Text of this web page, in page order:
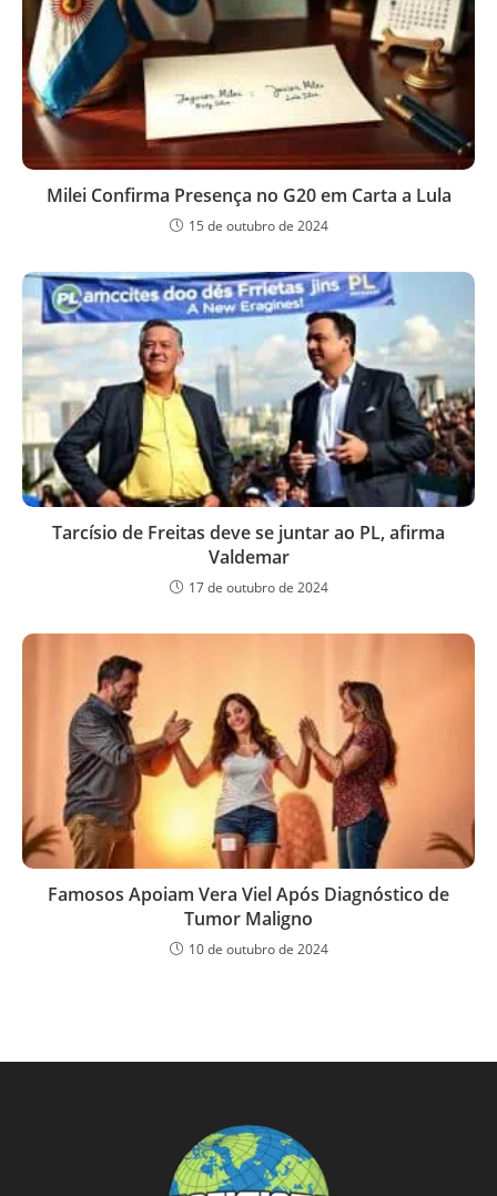
Milei Confirma Presença no G20 em Carta a Lula
15 de outubro de 2024
Tarcísio de Freitas deve se juntar ao PL, afirma
Valdemar
17 de outubro de 2024
Famosos Apoiam Vera Viel Após Diagnóstico de
Tumor Maligno
10 de outubro de 2024